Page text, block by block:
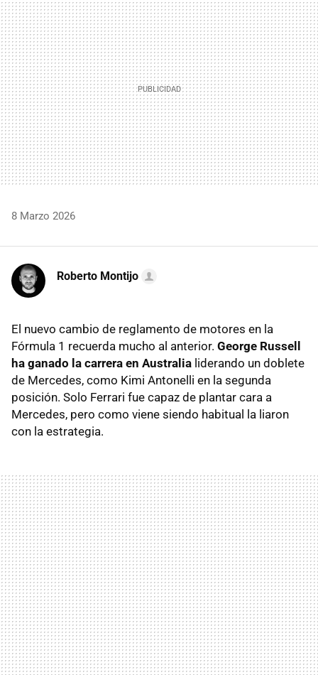
MAIL
8 Marzo 2026
Roberto Montijo
El nuevo cambio de reglamento de motores en la
Fórmula 1 recuerda mucho al anterior. George Russell
ha ganado la carrera en Australia liderando un doblete
de Mercedes, como Kimi Antonelli en la segunda
posición. Solo Ferrari fue capaz de plantar cara a
Mercedes, pero como viene siendo habitual la liaron
con la estrategia.